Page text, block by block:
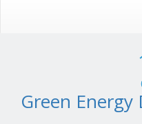
Green Energy